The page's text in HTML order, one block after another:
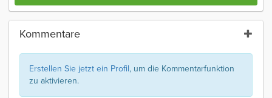
Kommentare
Erstellen Sie jetzt ein Profil, um die Kommentarfunktion
zu aktivieren.